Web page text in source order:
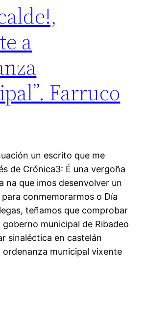
a
Farruco
un escrito que me
de Crónica3: É una vergoña
na que imos desenvolver un
conmemorarmos o Día
teñamos que comprobar
municipal de Ribadeo
sinaléctica en castelán
ordenanza municipal vixente